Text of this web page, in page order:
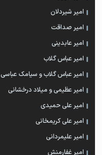
امیر شیردلان
امیر صداقت
امیر عابدینی
امیر عباس گلاب
امیر عباس گلاب و سیامک عباسی
امیر عظیمی و میلاد درخشانی
امیر علی حمیدی
امیر علی کریمخانی
امیر علیمردانی
امیر غفارمنش